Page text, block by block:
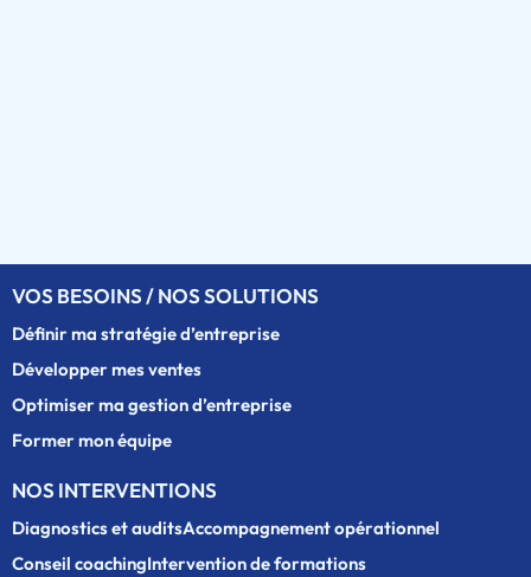
VOS BESOINS / NOS SOLUTIONS
Définir ma stratégie d’entreprise
Développer mes ventes
Optimiser ma gestion d’entreprise
Former mon équipe
NOS INTERVENTIONS
Diagnostics et auditsAccompagnement opérationnel
Conseil coachingIntervention de formations